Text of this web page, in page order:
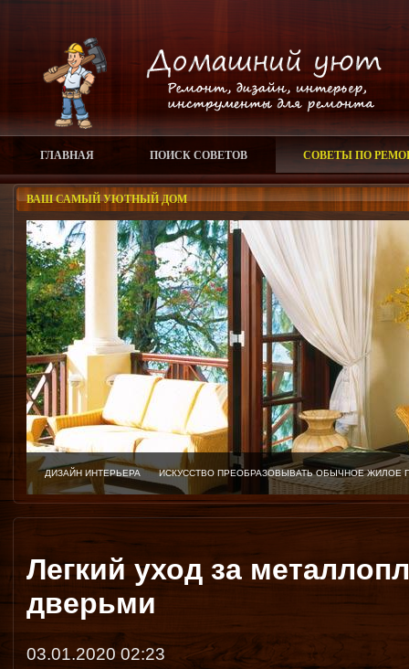
ГЛАВНАЯ ПОИСК СОВЕТОВ СОВЕТЫ ПО
ВАШ САМЫЙ УЮТНЫЙ ДОМ
ДИЗАЙН ИНТЕРЬЕРА ИСКУССТВО ПРЕОБРАЗОВЫВАТЬ ОБЫЧНОЕ
Легкий уход за
дверьми
03.01.2020 02:23